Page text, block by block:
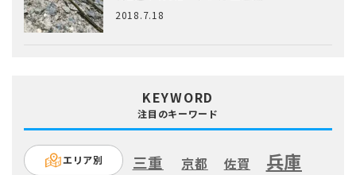
2018.7.18
KEYWORD
注目のキーワード
エリア別 三重 京都 佐賀 兵庫